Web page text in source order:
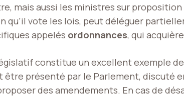
mais aussi les ministres sur
qu’il vote les lois, peut déléguer
appelés ordonnances, qui
constitue un excellent exemple
être présenté par le Parlement, discuté
des amendements. En cas de